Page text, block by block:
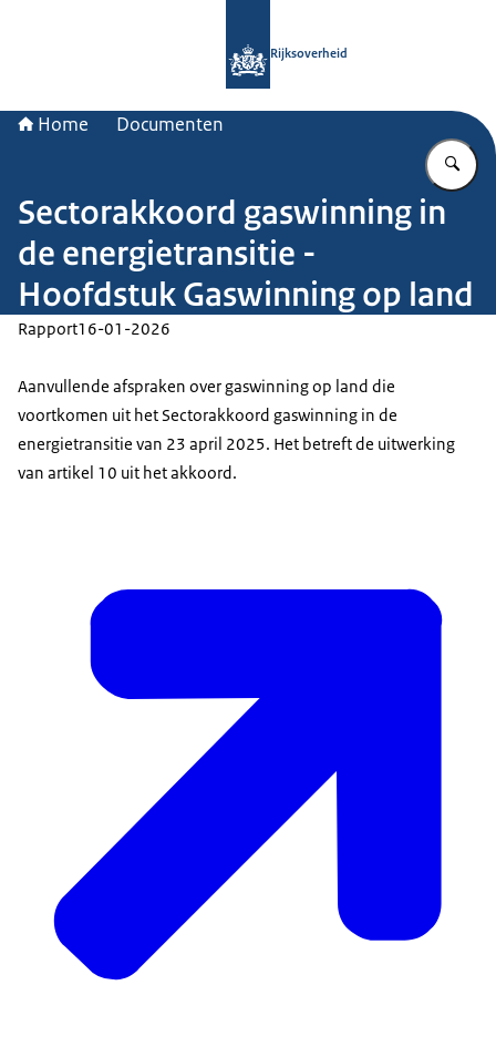
Rijksoverheid
Home Documenten
Sectorakkoord gaswinning in
de energietransitie -
Hoofdstuk Gaswinning op land
Rapport16-01-2026
Aanvullende afspraken over gaswinning op land die
voortkomen uit het Sectorakkoord gaswinning in de
energietransitie van 23 april 2025. Het betreft de uitwerking
van artikel 10 uit het akkoord.